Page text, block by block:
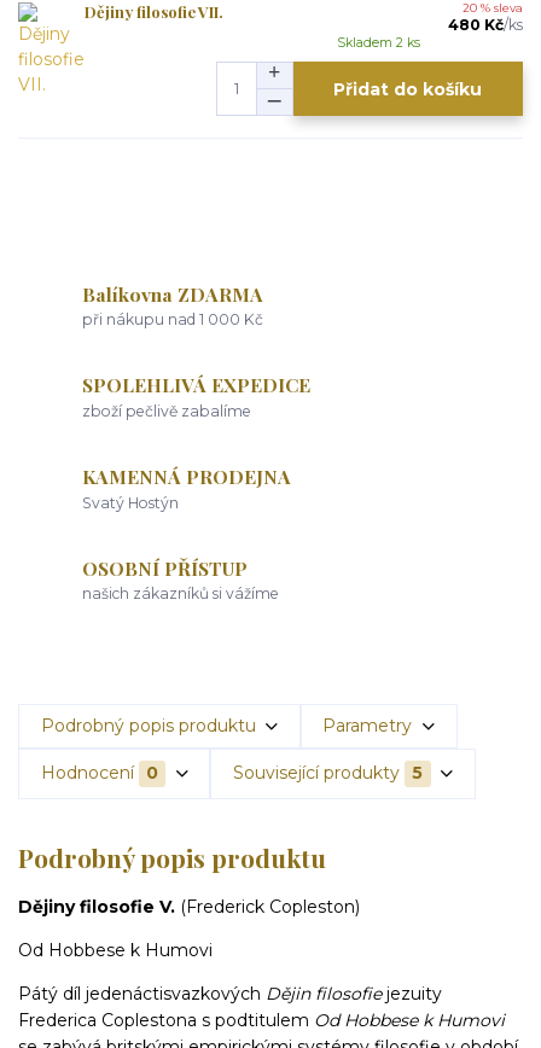
Dějiny filosofie VII. 20 % sleva
480 Kč/ks
Skladem 2 ks
Přidat do košíku
Balíkovna ZDARMA
při nákupu nad 1 000 Kč
SPOLEHLIVÁ EXPEDICE
zboží pečlivě zabalíme
KAMENNÁ PRODEJNA
Svatý Hostýn
OSOBNÍ PŘÍSTUP
našich zákazníků si vážíme
Podrobný popis produktu Parametry
Hodnocení 0 Související produkty 5
Podrobný popis produktu
Dějiny filosofie V. (Frederick Copleston)
Od Hobbese k Humovi
Pátý díl jedenáctisvazkových Dějin filosofiejezuity
Frederica Coplestona s podtitulem Od Hobbese k Humovi